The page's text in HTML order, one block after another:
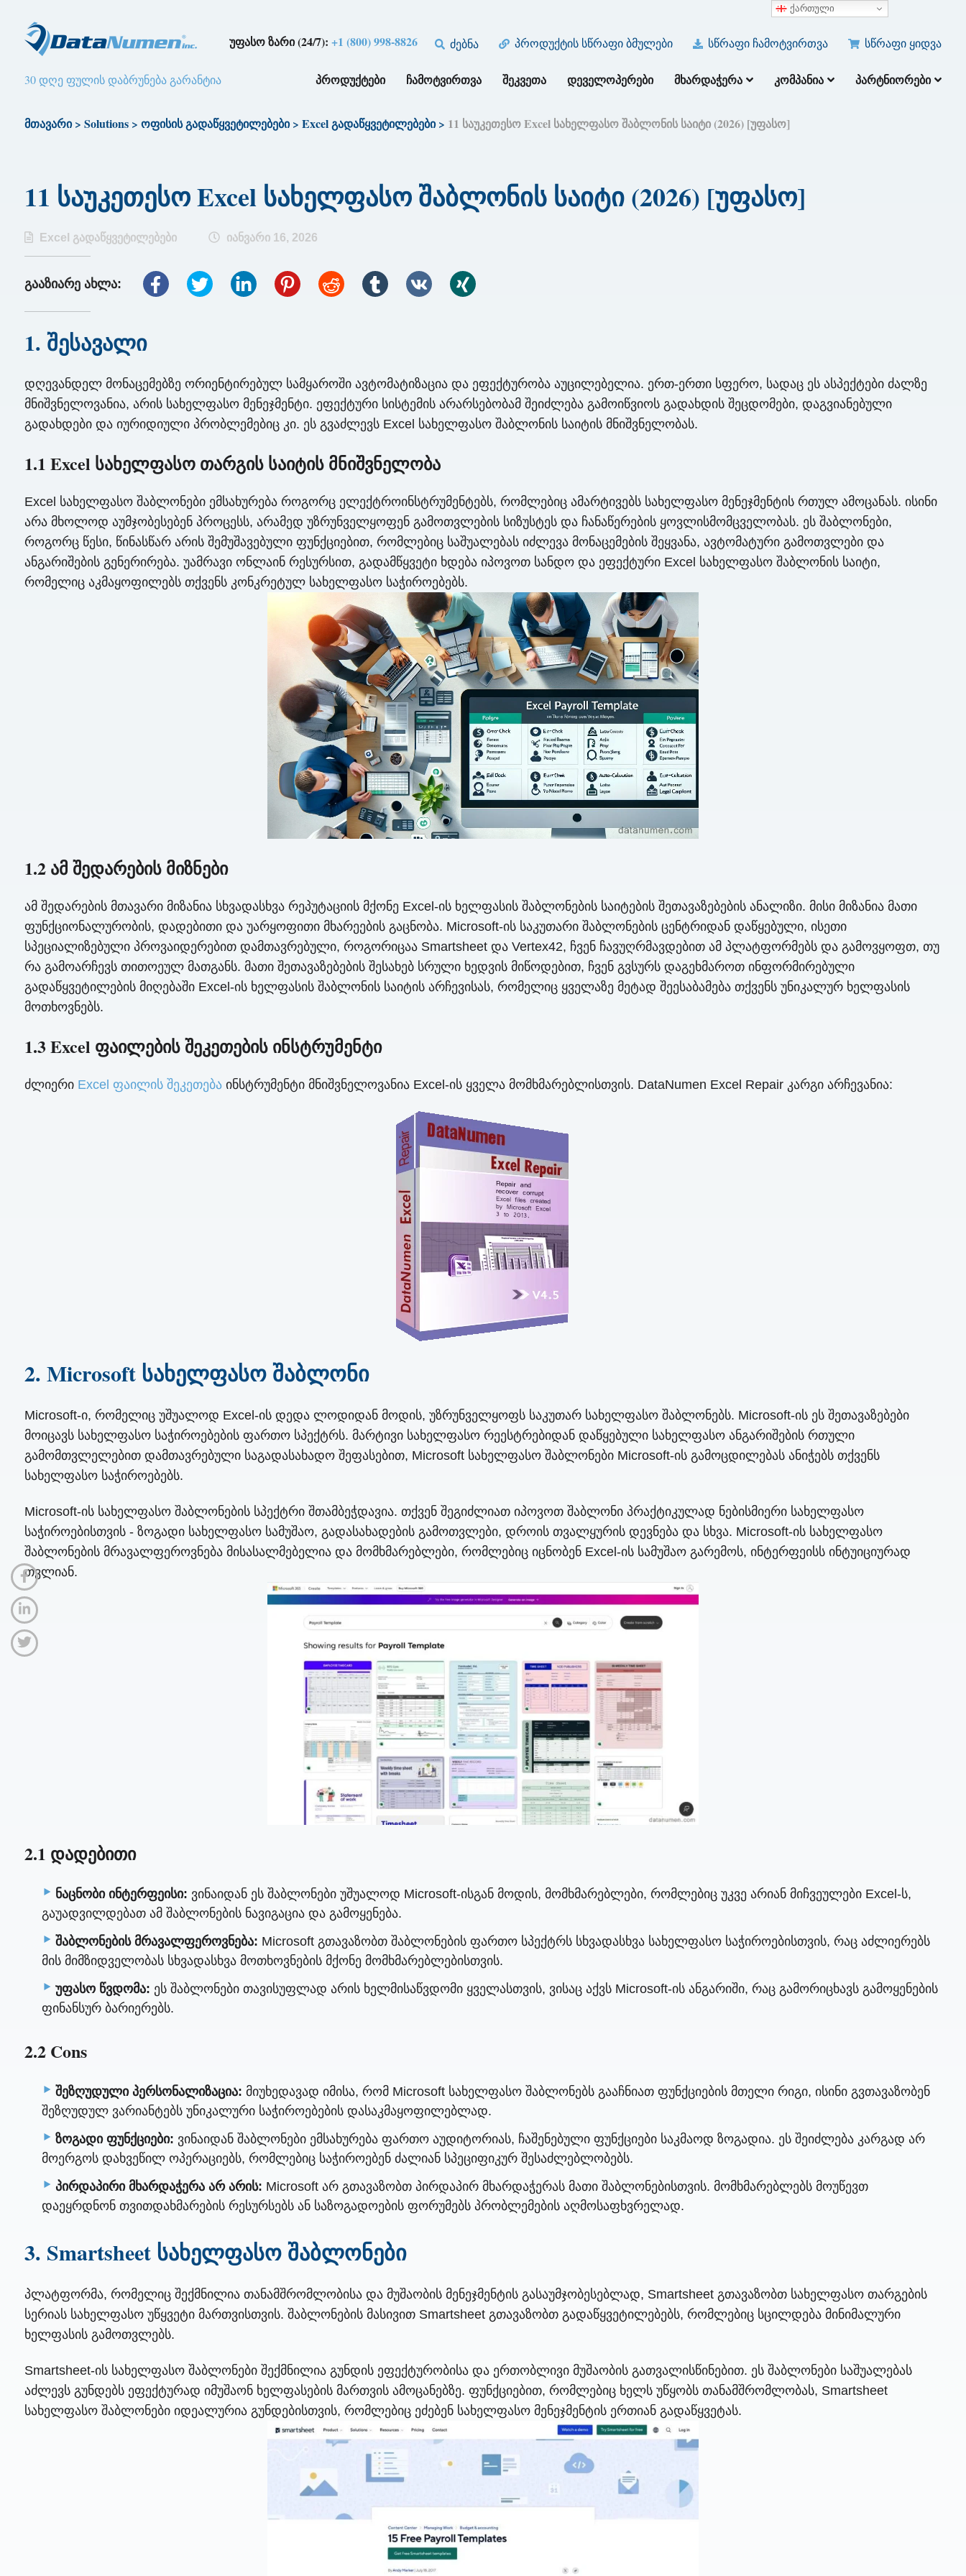
უფასო ზარი (24/7):+1 (800) 998-8826 ძებნა პროდუქტის სწრაფი ბმულები სწრაფი ჩამოტვირთვა სწრაფი ყიდვა
30 დღე ფულის დაბრუნება გარანტია ᲞᲠᲝᲓᲣᲥᲢᲔᲑᲘ ᲩᲐᲛᲝᲢᲕᲘᲠᲗᲕᲐ ᲨᲔᲙᲕᲔᲗᲐ ᲓᲔᲕᲔᲚᲝᲞᲔᲠᲔᲑᲘ ᲛᲮᲐᲠᲓᲐᲭᲔᲠᲐ ᲙᲝᲛᲞᲐᲜᲘᲐ ᲞᲐᲠᲢᲜᲘᲝᲠᲔᲑᲘ
მთავარი> Solutions> ოფისის გადაწყვეტილებები> Excel გადაწყვეტილებები> 11 საუკეთესო Excel სახელფასო შაბლონის საიტი (2026) [უფასო]
11 საუკეთესო Excel სახელფასო შაბლონის საიტი (2026) [უფასო]
Excel გადაწყვეტილებები იანვარი 16, 2026
გააზიარე ახლა:
1. შესავალი
დღევანდელ მონაცემებზე ორიენტირებულ სამყაროში ავტომატიზაცია და ეფექტურობა აუცილებელია. ერთ-ერთი სფერო, სადაც ეს ასპექტები ძალზე
მნიშვნელოვანია, არის სახელფასო მენეჯმენტი. ეფექტური სისტემის არარსებობამ შეიძლება გამოიწვიოს გადახდის შეცდომები, დაგვიანებული
გადახდები და იურიდიული პრობლემებიც კი. ეს გვაძლევს Excel სახელფასო შაბლონის საიტის მნიშვნელობას.
1.1 Excel სახელფასო თარგის საიტის მნიშვნელობა
Excel სახელფასო შაბლონები ემსახურება როგორც ელექტროინსტრუმენტებს, რომლებიც ამარტივებს სახელფასო მენეჯმენტის რთულ ამოცანას. ისინი
არა მხოლოდ აუმჯობესებენ პროცესს, არამედ უზრუნველყოფენ გამოთვლების სიზუსტეს და ჩანაწერების ყოვლისმომცველობას. ეს შაბლონები,
როგორც წესი, წინასწარ არის შემუშავებული ფუნქციებით, რომლებიც საშუალებას იძლევა მონაცემების შეყვანა, ავტომატური გამოთვლები და
ანგარიშების გენერირება. უამრავი ონლაინ რესურსით, გადამწყვეტი ხდება იპოვოთ სანდო და ეფექტური Excel სახელფასო შაბლონის საიტი,
რომელიც აკმაყოფილებს თქვენს კონკრეტულ სახელფასო საჭიროებებს.
1.2 ამ შედარების მიზნები
ამ შედარების მთავარი მიზანია სხვადასხვა რეპუტაციის მქონე Excel-ის ხელფასის შაბლონების საიტების შეთავაზებების ანალიზი. მისი მიზანია მათი
ფუნქციონალურობის, დადებითი და უარყოფითი მხარეების გაცნობა. Microsoft-ის საკუთარი შაბლონების ცენტრიდან დაწყებული, ისეთი
სპეციალიზებული პროვაიდერებით დამთავრებული, როგორიცაა Smartsheet და Vertex42, ჩვენ ჩავუღრმავდებით ამ პლატფორმებს და გამოვყოფთ, თუ
რა გამოარჩევს თითოეულ მათგანს. მათი შეთავაზებების შესახებ სრული ხედვის მიწოდებით, ჩვენ გვსურს დაგეხმაროთ ინფორმირებული
გადაწყვეტილების მიღებაში Excel-ის ხელფასის შაბლონის საიტის არჩევისას, რომელიც ყველაზე მეტად შეესაბამება თქვენს უნიკალურ ხელფასის
მოთხოვნებს.
1.3 Excel ფაილების შეკეთების ინსტრუმენტი
ძლიერი Excel ფაილის შეკეთებაინსტრუმენტი მნიშვნელოვანია Excel-ის ყველა მომხმარებლისთვის. DataNumen Excel Repair კარგი არჩევანია:
2. Microsoft სახელფასო შაბლონი
Microsoft-ი, რომელიც უშუალოდ Excel-ის დედა ლოდიდან მოდის, უზრუნველყოფს საკუთარ სახელფასო შაბლონებს. Microsoft-ის ეს შეთავაზებები
მოიცავს სახელფასო საჭიროებების ფართო სპექტრს. მარტივი სახელფასო რეესტრებიდან დაწყებული სახელფასო ანგარიშების რთული
გამომთვლელებით დამთავრებული საგადასახადო შეფასებით, Microsoft სახელფასო შაბლონები Microsoft-ის გამოცდილებას ანიჭებს თქვენს
სახელფასო საჭიროებებს.
Microsoft-ის სახელფასო შაბლონების სპექტრი შთამბეჭდავია. თქვენ შეგიძლიათ იპოვოთ შაბლონი პრაქტიკულად ნებისმიერი სახელფასო
საჭიროებისთვის - ზოგადი სახელფასო სამუშაო, გადასახადების გამოთვლები, დროის თვალყურის დევნება და სხვა. Microsoft-ის სახელფასო
შაბლონების მრავალფეროვნება მისასალმებელია და მომხმარებლები, რომლებიც იცნობენ Excel-ის სამუშაო გარემოს, ინტერფეისს ინტუიციურად
თვლიან.
2.1 დადებითი
ნაცნობი ინტერფეისი: ვინაიდან ეს შაბლონები უშუალოდ Microsoft-ისგან მოდის, მომხმარებლები, რომლებიც უკვე არიან მიჩვეულები Excel-ს,
გაუადვილდებათ ამ შაბლონების ნავიგაცია და გამოყენება.
შაბლონების მრავალფეროვნება: Microsoft გთავაზობთ შაბლონების ფართო სპექტრს სხვადასხვა სახელფასო საჭიროებისთვის, რაც აძლიერებს
მის მიმზიდველობას სხვადასხვა მოთხოვნების მქონე მომხმარებლებისთვის.
უფასო წვდომა: ეს შაბლონები თავისუფლად არის ხელმისაწვდომი ყველასთვის, ვისაც აქვს Microsoft-ის ანგარიში, რაც გამორიცხავს გამოყენების
ფინანსურ ბარიერებს.
2.2 Cons
შეზღუდული პერსონალიზაცია: მიუხედავად იმისა, რომ Microsoft სახელფასო შაბლონებს გააჩნიათ ფუნქციების მთელი რიგი, ისინი გვთავაზობენ
შეზღუდულ ვარიანტებს უნიკალური საჭიროებების დასაკმაყოფილებლად.
ზოგადი ფუნქციები: ვინაიდან შაბლონები ემსახურება ფართო აუდიტორიას, ჩაშენებული ფუნქციები საკმაოდ ზოგადია. ეს შეიძლება კარგად არ
მოერგოს დახვეწილ ოპერაციებს, რომლებიც საჭიროებენ ძალიან სპეციფიკურ შესაძლებლობებს.
პირდაპირი მხარდაჭერა არ არის: Microsoft არ გთავაზობთ პირდაპირ მხარდაჭერას მათი შაბლონებისთვის. მომხმარებლებს მოუწევთ
დაეყრდნონ თვითდახმარების რესურსებს ან საზოგადოების ფორუმებს პრობლემების აღმოსაფხვრელად.
3. Smartsheet სახელფასო შაბლონები
პლატფორმა, რომელიც შექმნილია თანამშრომლობისა და მუშაობის მენეჯმენტის გასაუმჯობესებლად, Smartsheet გთავაზობთ სახელფასო თარგების
სერიას სახელფასო უწყვეტი მართვისთვის. შაბლონების მასივით Smartsheet გთავაზობთ გადაწყვეტილებებს, რომლებიც სცილდება მინიმალური
ხელფასის გამოთვლებს.
Smartsheet-ის სახელფასო შაბლონები შექმნილია გუნდის ეფექტურობისა და ერთობლივი მუშაობის გათვალისწინებით. ეს შაბლონები საშუალებას
აძლევს გუნდებს ეფექტურად იმუშაონ ხელფასების მართვის ამოცანებზე. ფუნქციებით, რომლებიც ხელს უწყობს თანამშრომლობას, Smartsheet
სახელფასო შაბლონები იდეალურია გუნდებისთვის, რომლებიც ეძებენ სახელფასო მენეჯმენტის ერთიან გადაწყვეტას.
ქართული